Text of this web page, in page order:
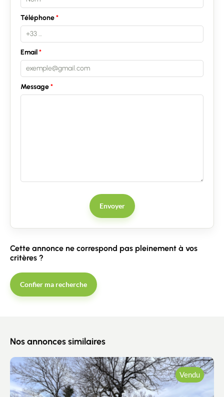
Estimer/Vendre
Contact
Téléphone
Email
Message
Envoyer
Cette annonce ne correspond pas pleinement à vos
critères ?
Confier ma recherche
Nos annonces similaires
Vendu